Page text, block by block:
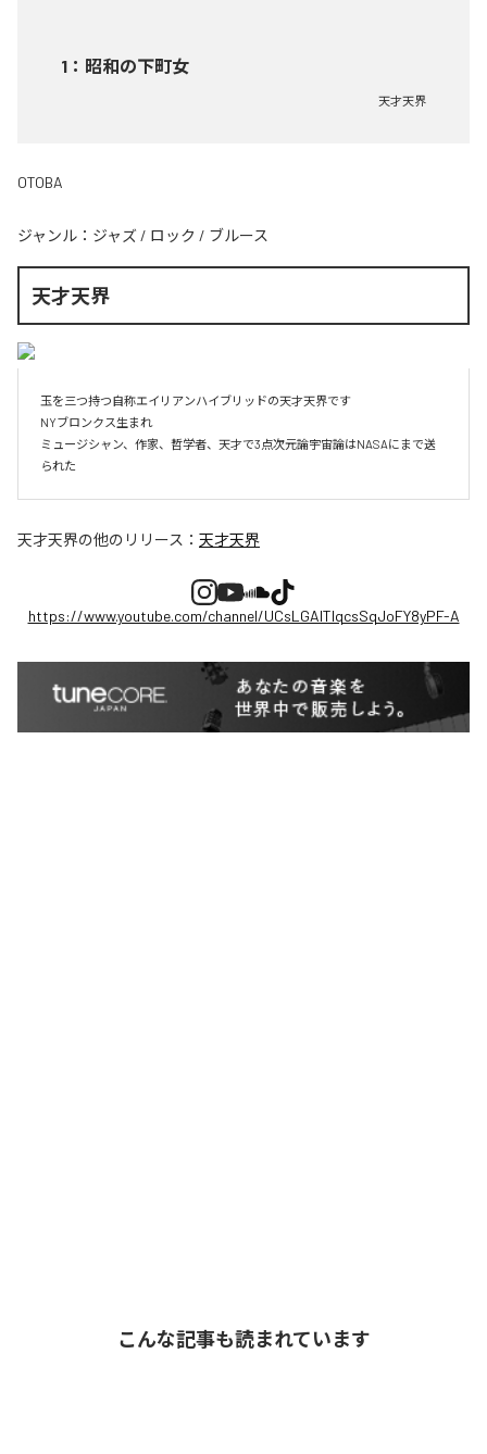
1 ： 昭和の下町女
天才天界
OTOBA
ジャンル： ジャズ / ロック / ブルース
天才天界
玉を三つ持つ自称エイリアンハイブリッドの天才天界です
NYブロンクス生まれ
ミュージシャン、作家、哲学者、天才で3点次元論宇宙論はNASAにまで送
られた
天才天界の他のリリース： 天才天界
https://www.youtube.com/channel/UCsLGAITIqcsSqJoFY8yPF-A
こんな記事も読まれています